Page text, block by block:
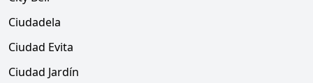
Ciudadela
Ciudad Evita
Ciudad Jardín